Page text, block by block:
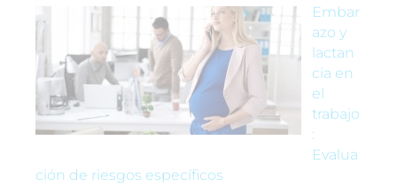
Embar
azo y
lactan
cia en
el
trabajo
:
Evalua
ción de riesgos específicos